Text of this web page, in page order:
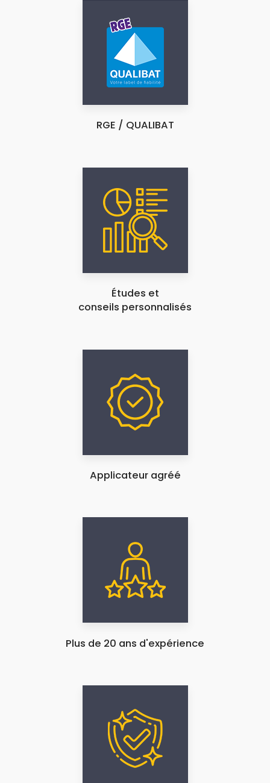
RGE / QUALIBAT
Études et
conseils personnalisés
Applicateur agréé
Plus de 20 ans d'expérience